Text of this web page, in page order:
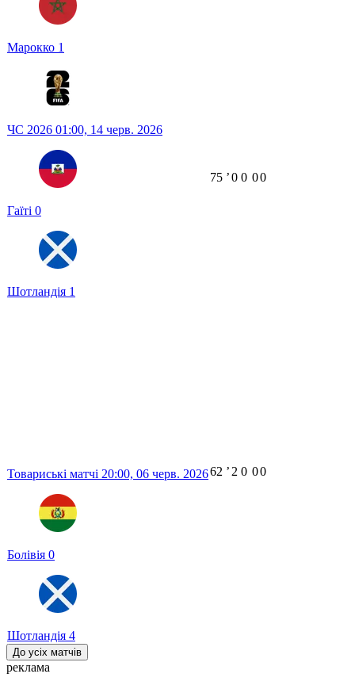
Марокко 1
ЧС 2026 01:00, 14 черв. 2026
Гаїті 0
Шотландія 1
75 ʼ0 0 00
Товариські матчі 20:00, 06 черв. 2026
Болівія 0
Шотландія 4
62 ʼ 2 0 00
До усіх матчів
реклама